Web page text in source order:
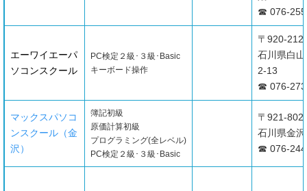
☎ 076-
エーワイエーパ
ソコンスクール
PC検定２級･３級･Basic
キーボード操作
〒920-
石川県白
2-13
☎ 076-
マックスパソコ
ンスクール（金
沢）
簿記初級
原価計算初級
プログラミング(全レベル)
PC検定２級･３級･Basic
〒921-
石川県金
☎ 076-